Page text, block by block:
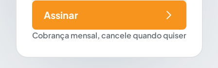
Cobrança mensal, cancele quando quiser
Assinar